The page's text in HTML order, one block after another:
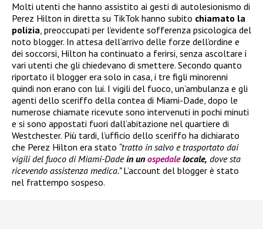
Molti utenti che hanno assistito ai gesti di autolesionismo di
Perez Hilton in diretta su TikTok hanno subito chiamato la
polizia, preoccupati per l’evidente sofferenza psicologica del
noto blogger. In attesa dell’arrivo delle forze dell’ordine e
dei soccorsi, Hilton ha continuato a ferirsi, senza ascoltare i
vari utenti che gli chiedevano di smettere. Secondo quanto
riportato il blogger era solo in casa, i tre figli minorenni
quindi non erano con lui. I vigili del fuoco, un’ambulanza e gli
agenti dello sceriffo della contea di Miami-Dade, dopo le
numerose chiamate ricevute sono intervenuti in pochi minuti
e si sono appostati fuori dall’abitazione nel quartiere di
Westchester. Più tardi, l’ufficio dello sceriffo ha dichiarato
che Perez Hilton era stato “tratto in salvo e trasportato dai
vigili del fuoco di Miami-Dadein un ospedalelocale, dove sta
ricevendo assistenza medica.”L’account del blogger è stato
nel frattempo sospeso.